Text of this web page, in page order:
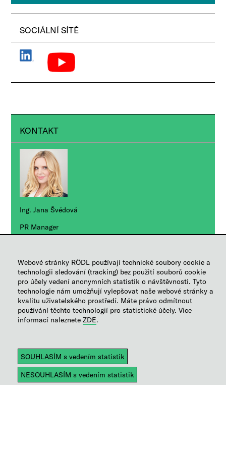
Webové stránky RÖDL používají technické soubory cookie a
technologii sledování (tracking) bez použití souborů cookie
pro účely vedení anonymních statistik o návštěvnosti. Tyto
technologie nám umožňují vylepšovat naše webové stránky a
kvalitu uživatelského prostředí. Máte právo odmítnout
používání těchto technologií pro statistické účely. Více
informací naleznete ZDE.
SOCIÁLNÍ SÍTĚ
KONTAKT
Ing. Jana Švédová
PR Manager
+420 236 163 111
Poslat e-mail
DALŠÍ INFORMACE
Firemní kultura​